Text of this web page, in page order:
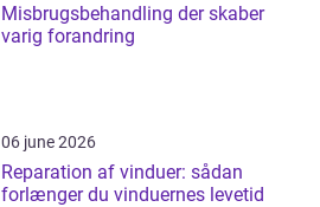
Misbrugsbehandling der skaber
varig forandring
06 june 2026
Reparation af vinduer: sådan
forlænger du vinduernes levetid